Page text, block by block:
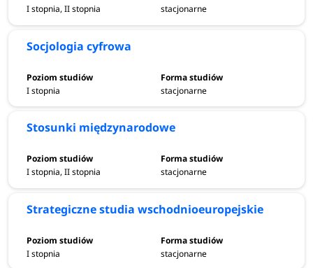
I stopnia, II stopnia stacjonarne
Socjologia cyfrowa
I stopnia stacjonarne
Stosunki międzynarodowe
I stopnia, II stopnia stacjonarne
Strategiczne studia wschodnioeuropejskie
I stopnia stacjonarne